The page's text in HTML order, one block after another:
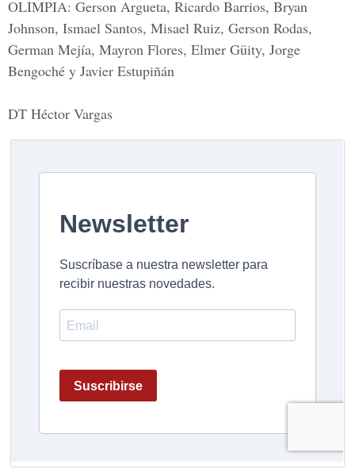
OLIMPIA: Gerson Argueta, Ricardo Barrios, Bryan
Johnson, Ismael Santos, Misael Ruiz, Gerson Rodas,
German Mejía, Mayron Flores, Elmer Güity, Jorge
Bengoché y Javier Estupiñán
DT Héctor Vargas